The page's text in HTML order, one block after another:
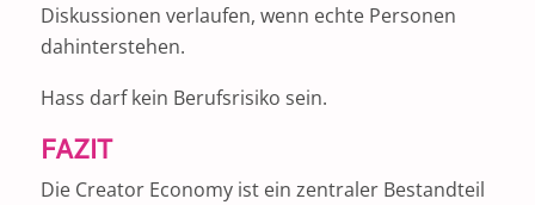
Diskussionen verlaufen, wenn echte Personen
dahinterstehen.
Hass darf kein Berufsrisiko sein.
FAZIT
Die Creator Economy ist ein zentraler Bestandteil